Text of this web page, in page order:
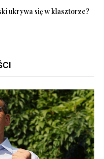
ukrywa się w klasztorze?